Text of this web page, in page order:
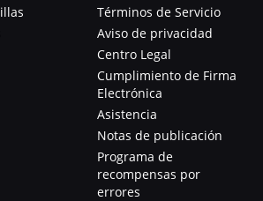
Términos de Servicio
Aviso de privacidad
Centro Legal
Cumplimiento de Firma
Electrónica
Asistencia
Notas de publicación
Programa de
recompensas por
errores